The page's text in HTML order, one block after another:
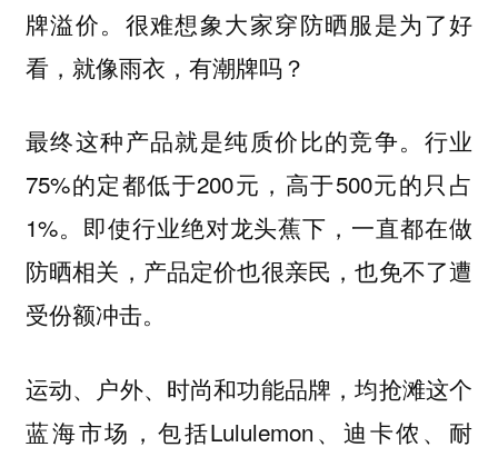
牌溢价。很难想象大家穿防晒服是为了好
看，就像雨衣，有潮牌吗？
最终这种产品就是纯质价比的竞争。行业
75%的定都低于200元，高于500元的只占
1%。即使行业绝对龙头蕉下，一直都在做
防晒相关，产品定价也很亲民，也免不了遭
受份额冲击。
运动、户外、时尚和功能品牌，均抢滩这个
蓝海市场，包括Lululemon、迪卡侬、耐